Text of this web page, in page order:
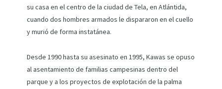
su casa en el centro de la ciudad de Tela, en Atlántida,
cuando dos hombres armados le dispararon en el cuello
y murió de forma instatánea.
Desde 1990 hasta su asesinato en 1995, Kawas se opuso
al asentamiento de familias campesinas dentro del
parque y a los proyectos de explotación de la palma